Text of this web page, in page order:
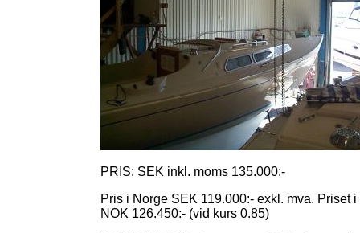
PRIS: SEK inkl. moms 135.000:-
Pris i Norge SEK 119.000:- exkl. mva. Priset
NOK 126.450:- (vid kurs 0.85)